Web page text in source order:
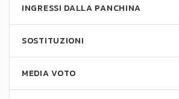
INGRESSI DALLA PANCHINA
SOSTITUZIONI
MEDIA VOTO